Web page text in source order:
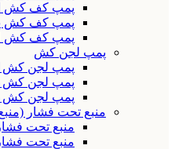
پمپ کف کش
پمپ کف کش
پمپ کف کش
پمپ لجن کش
پمپ لجن کش
پمپ لجن کش
پمپ لجن کش
منبع تحت فشار
منبع تحت
منبع تحت